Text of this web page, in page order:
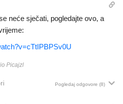
neće sječati, pogledajte ovo, a
Picajzl
Pogledaj odgovore (8)